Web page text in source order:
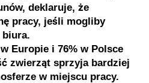
deklaruje, że
pracy, jeśli mogliby
Europie i 76% w Polsce
zwierząt sprzyja bardziej
w miejscu pracy.